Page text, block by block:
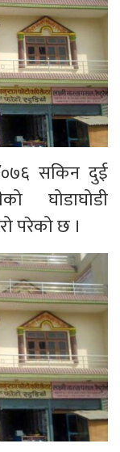
सकिन दुई
घोडाघोडी
परेको छ ।